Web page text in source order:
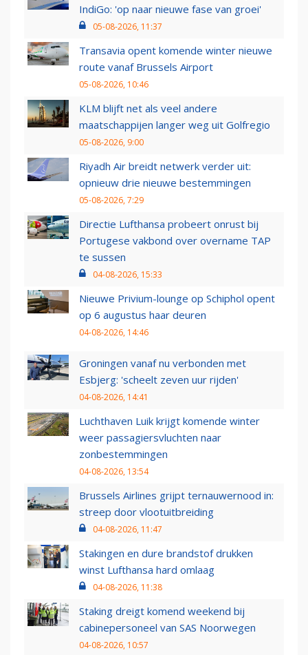
IndiGo: 'op naar nieuwe fase van groei'
05-08-2026, 11:37
Transavia opent komende winter nieuwe
route vanaf Brussels Airport
05-08-2026, 10:46
KLM blijft net als veel andere
maatschappijen langer weg uit Golfregio
05-08-2026, 9:00
Riyadh Air breidt netwerk verder uit:
opnieuw drie nieuwe bestemmingen
05-08-2026, 7:29
Directie Lufthansa probeert onrust bij
Portugese vakbond over overname TAP
te sussen
04-08-2026, 15:33
Nieuwe Privium-lounge op Schiphol opent
op 6 augustus haar deuren
04-08-2026, 14:46
Groningen vanaf nu verbonden met
Esbjerg: 'scheelt zeven uur rijden'
04-08-2026, 14:41
Luchthaven Luik krijgt komende winter
weer passagiersvluchten naar
zonbestemmingen
04-08-2026, 13:54
Brussels Airlines grijpt ternauwernood in:
streep door vlootuitbreiding
04-08-2026, 11:47
Stakingen en dure brandstof drukken
winst Lufthansa hard omlaag
04-08-2026, 11:38
Staking dreigt komend weekend bij
cabinepersoneel van SAS Noorwegen
04-08-2026, 10:57